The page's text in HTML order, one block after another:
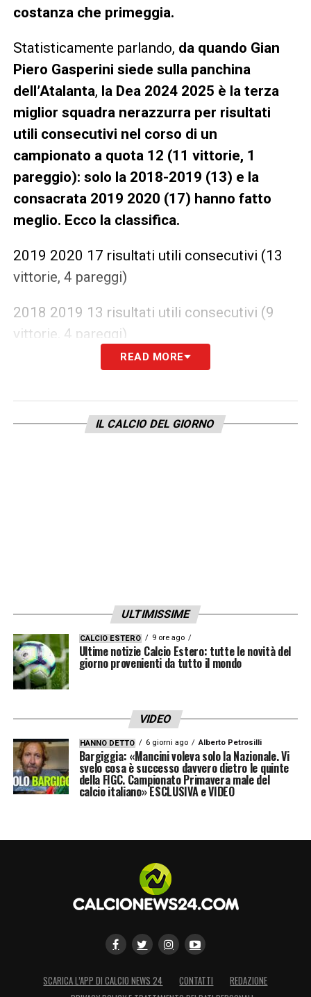
costanza che primeggia.
Statisticamente parlando, da quando Gian
Piero Gasperini siede sulla panchina
dell’Atalanta, la Dea 2024 2025 è la terza
miglior squadra nerazzurra per risultati
utili consecutivi nel corso di un
campionato a quota 12 (11 vittorie, 1
pareggio): solo la 2018-2019 (13) e la
consacrata 2019 2020 (17) hanno fatto
meglio. Ecco la classifica.
2019 2020 17 risultati utili consecutivi (13
vittorie, 4 pareggi)
2018 2019 13 risultati utili consecutivi (9
vittorie, 4 pareggi)
2024 2025 12 risultati utili consecutivi (11
2020 2021 11 risultati utili consecutivi (9
vittorie, 4 pareggi)
2016/2017 10 risultati utili consecutivi (5
vittorie, 5 pareggi)
2023 2024 7 risultati utili consecutivi (6
vittorie, 1 pareggio)
LA PLAYLIST DELLE NOSTRE TOP NEWS
READ MORE
IL CALCIO DEL GIORNO
ULTIMISSIME
CALCIO ESTERO 9 ore ago
Ultime notizie Calcio Estero: tutte le novità del
giorno provenienti da tutto il mondo
VIDEO
HANNO DETTO 6 giorni ago Alberto Petrosilli
Bargiggia: «Mancini voleva solo la Nazionale. Vi
svelo cosa è successo davvero dietro le quinte
della FIGC. Campionato Primavera male del
calcio italiano» ESCLUSIVA e VIDEO
SCARICA L’APP DI CALCIO NEWS 24 CONTATTI
REDAZIONE